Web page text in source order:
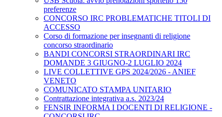
preferenze
CONCORSO IRC PROBLEMATICHE TITOLI DI
ACCESSO
Corso di formazione per insegnanti di religione
concorso straordinario
BANDI CONCORSI STRAORDINARI IRC
DOMANDE 3 GIUGNO-2 LUGLIO 2024
LIVE COLLETTIVE GPS 2024/2026 - ANIEF
VENETO
COMUNICATO STAMPA UNITARIO
Contrattazione integrativa a.s. 2023/24
FENSIR INFORMA I DOCENTI DI RELIGIONE -